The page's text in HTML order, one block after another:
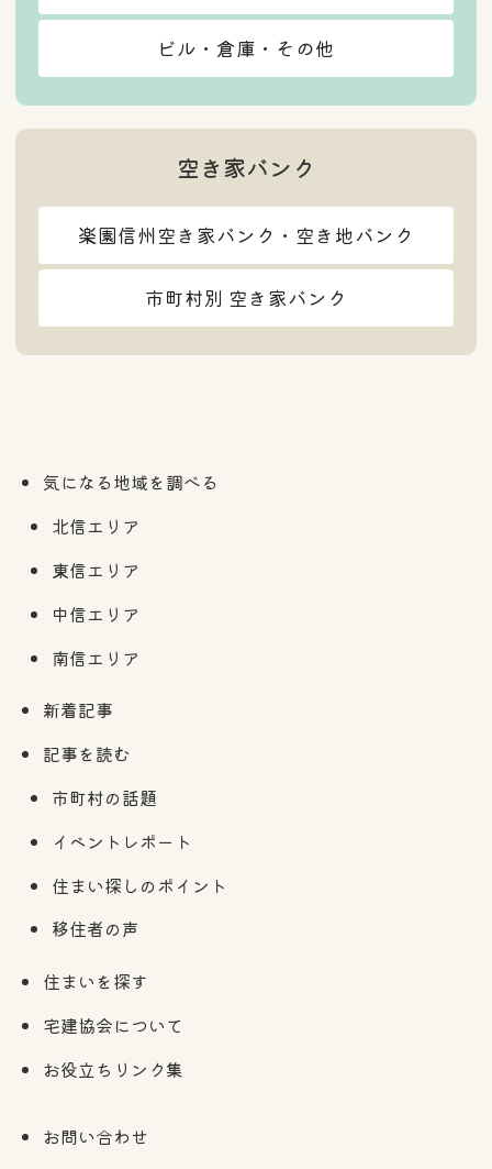
ビル・倉庫・その他
空き家バンク
楽園信州空き家バンク・空き地バンク
市町村別 空き家バンク
気になる地域を調べる
北信エリア
東信エリア
中信エリア
南信エリア
新着記事
記事を読む
市町村の話題
イベントレポート
住まい探しのポイント
移住者の声
住まいを探す
宅建協会について
お役立ちリンク集
お問い合わせ